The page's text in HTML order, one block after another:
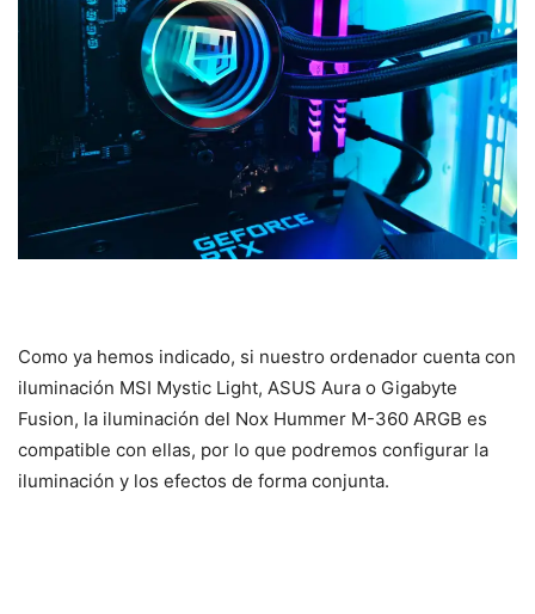
Como ya hemos indicado, si nuestro ordenador cuenta con
iluminación MSI Mystic Light, ASUS Aura o Gigabyte
Fusion, la iluminación del Nox Hummer M-360 ARGB es
compatible con ellas, por lo que podremos configurar la
iluminación y los efectos de forma conjunta.